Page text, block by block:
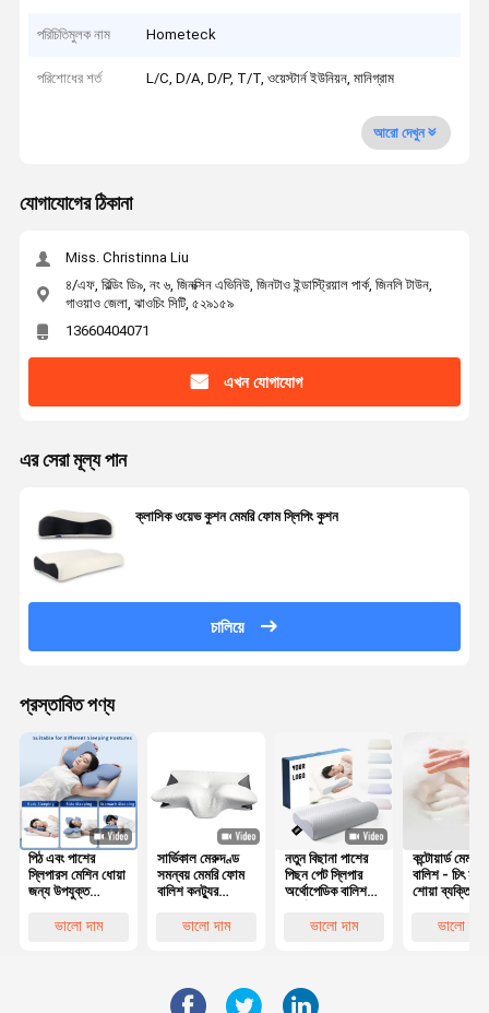
পরিচিতিমুলক নাম Hometeck
পরিশোধের শর্ত L/C, D/A, D/P, T/T, ওয়েস্টার্ন ইউনিয়ন, মানিগ্রাম
আরো দেখুন
যোগাযোগের ঠিকানা
Miss. Christinna Liu
৪/এফ, বিল্ডিং ডি৯, নং ৬, জিনক্সিন এভিনিউ, জিনটাও ইন্ডাস্ট্রিয়াল পার্ক, জিনলি টাউন,
গাওয়াও জেলা, ঝাওচিং সিটি, ৫২৯১৫৯
13660404071
এখন যোগাযোগ
এর সেরা মূল্য পান
ক্লাসিক ওয়েভ কুশন মেমরি ফোম স্লিপিং কুশন
চালিয়ে
প্রস্তাবিত পণ্য
পিঠ এবং পাশের
স্লিপারস মেশিন ধোয়া
জন্য উপযুক্ত
কনট্যুরযুক্ত মেমরি
ভালো দাম
সার্ভিকাল মেরুদণ্ড
সমন্বয় মেমরি ফোম
বালিশ কনট্যুর
প্রজাপতি আকৃতির
ভালো দাম
নতুন বিছানা পাশের
পিছন পেট স্লিপার
অর্থোপেডিক বালিশ
আর্গোনমিক মেমরি
ভালো দাম
কন্টোয়ার্ড মেমরি
বালিশ - চিৎ হয়ে
শোয়া ব্যক্তিদের
সারিবদ্ধকরণের
ভালো দাম